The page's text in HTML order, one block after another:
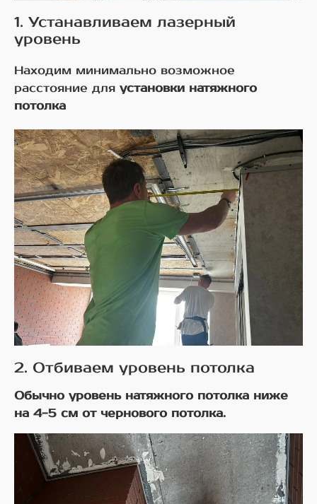
1. Устанавливаем лазерный
уровень
Находим минимально возможное
расстояние для установки натяжного
потолка
2. Отбиваем уровень потолка
Обычно уровень натяжного потолка ниже
на 4-5 см от чернового потолка.